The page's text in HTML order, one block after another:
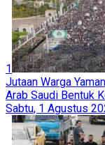
1
Jutaan Warga
Arab Saudi Bentuk
Sabtu, 1 Agustus